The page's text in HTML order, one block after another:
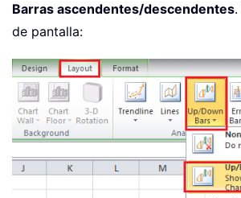
Barras ascendentes/descendentes
de pantalla: